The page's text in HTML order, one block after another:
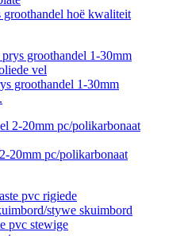
groothandel hoë kwaliteit
groothandel 1-30mm
20mm pc/polikarbonaat
pvc stewige